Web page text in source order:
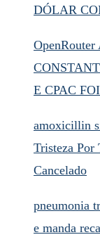
DÓLAR
OpenRouter
E CPAC
amoxicillin
Tristeza Por
Cancelado
pneumonia
e manda